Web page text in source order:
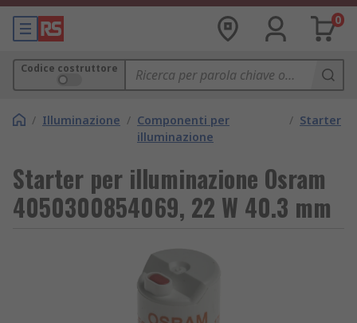
0
Codice costruttore
/ Illuminazione / Componenti per
illuminazione
/ Starter
Starter per illuminazione Osram
4050300854069, 22 W 40.3 mm